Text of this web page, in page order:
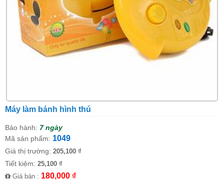
Máy làm bánh hình thú
Bảo hành: 7 ngày
Mã sản phẩm: 1049
Giá thị trường: 205,100 ₫
Tiết kiệm: 25,100 ₫
Giá bán : 180,000 ₫